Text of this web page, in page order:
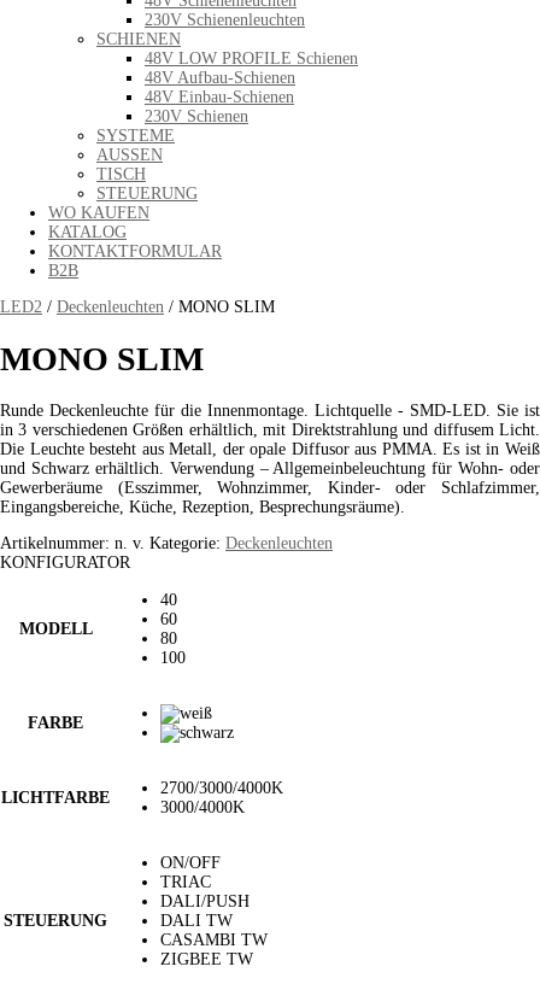
230V Schienenleuchten
SCHIENEN
48V LOW PROFILE Schienen
48V Aufbau-Schienen
48V Einbau-Schienen
230V Schienen
SYSTEME
AUSSEN
TISCH
STEUERUNG
WO KAUFEN
KATALOG
KONTAKTFORMULAR
B2B
LED2 / Deckenleuchten / MONO SLIM
MONO SLIM
Runde Deckenleuchte für die Innenmontage. Lichtquelle - SMD-LED. Sie ist
in 3 verschiedenen Größen erhältlich, mit Direktstrahlung und diffusem Licht.
Die Leuchte besteht aus Metall, der opale Diffusor aus PMMA. Es ist in Weiß
und Schwarz erhältlich. Verwendung – Allgemeinbeleuchtung für Wohn- oder
Gewerberäume (Esszimmer, Wohnzimmer, Kinder- oder Schlafzimmer,
Eingangsbereiche, Küche, Rezeption, Besprechungsräume).
Artikelnummer: n. v. Kategorie: Deckenleuchten
KONFIGURATOR
MODELL
40
60
80
100
FARBE
LICHTFARBE
2700/3000/4000K
3000/4000K
STEUERUNG
ON/OFF
TRIAC
DALI/PUSH
DALI TW
CASAMBI TW
ZIGBEE TW